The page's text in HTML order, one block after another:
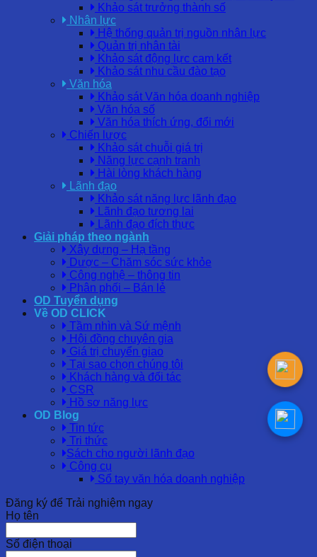
Khảo sát trưởng thành số
Nhân lực
Hệ thống quản trị nguồn nhân lực
Quản trị nhân tài
Khảo sát động lực cam kết
Khảo sát nhu cầu đào tạo
Văn hóa
Khảo sát Văn hóa doanh nghiệp
Văn hóa số
Văn hóa thích ứng, đổi mới
Chiến lược
Khảo sát chuỗi giá trị
Năng lực cạnh tranh
Hài lòng khách hàng
Lãnh đạo
Khảo sát năng lực lãnh đạo
Lãnh đạo tương lai
Lãnh đạo đích thực
Giải pháp theo ngành
Xây dựng – Hạ tầng
Dược – Chăm sóc sức khỏe
Công nghệ – thông tin
Phân phối – Bán lẻ
OD Tuyển dụng
Về OD CLICK
Tầm nhìn và Sứ mệnh
Hội đồng chuyên gia
Giá trị chuyển giao
Tại sao chọn chúng tôi
Khách hàng và đối tác
CSR
Hồ sơ năng lực
OD Blog
Tin tức
Tri thức
Sách cho người lãnh đạo
Công cụ
Sổ tay văn hóa doanh nghiệp
Đăng ký để Trải nghiệm ngay
Họ tên
Số điện thoại